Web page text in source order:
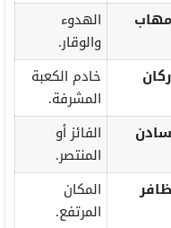
مهاب
الهدوء
والوقار.
ركان
خادم الكعبة
المشرفة.
سادن
الفائز أو
المنتصر.
ظافر
المكان
المرتفع.